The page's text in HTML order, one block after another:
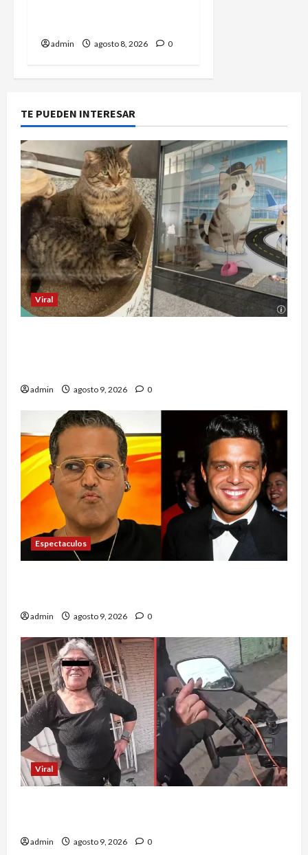
admin agosto 8, 2026 0
TE PUEDEN INTERESAR
Viral
admin agosto 9, 2026 0
Espectaculos
admin agosto 9, 2026 0
Viral
admin agosto 9, 2026 0